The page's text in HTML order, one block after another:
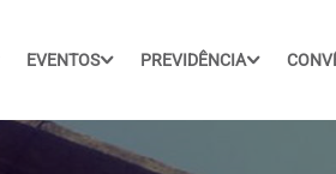
EVENTOS PREVIDÊNCIA